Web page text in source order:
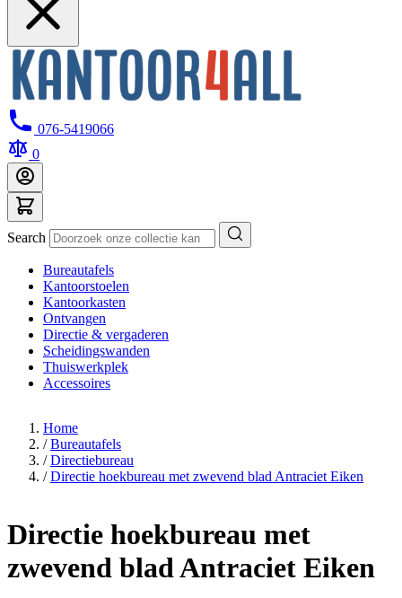
076-5419066
0
Search
Bureautafels
Kantoorstoelen
Kantoorkasten
Ontvangen
Directie & vergaderen
Scheidingswanden
Thuiswerkplek
Accessoires
Home
/ Bureautafels
/ Directiebureau
/ Directie hoekbureau met zwevend blad Antraciet Eiken
Directie hoekbureau met
zwevend blad Antraciet Eiken